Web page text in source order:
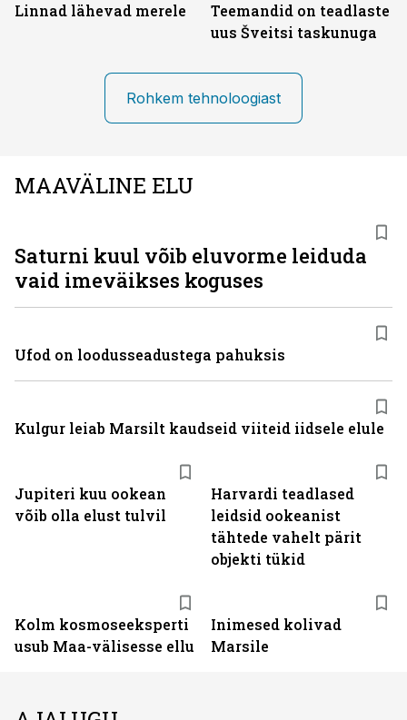
Linnad lähevad merele
Teemandid on teadlaste
uus Šveitsi taskunuga
Rohkem tehnoloogiast
MAAVÄLINE ELU
Jupiteri kuu ookean
võib olla elust tulvil
Harvardi teadlased
leidsid ookeanist
tähtede vahelt pärit
objekti tükid
Kolm kosmoseeksperti
usub Maa-välisesse ellu
Inimesed kolivad
Marsile
Saturni kuul võib eluvorme leiduda
vaid imeväikses koguses
Ufod on loodusseadustega pahuksis
Kulgur leiab Marsilt kaudseid viiteid iidsele elule